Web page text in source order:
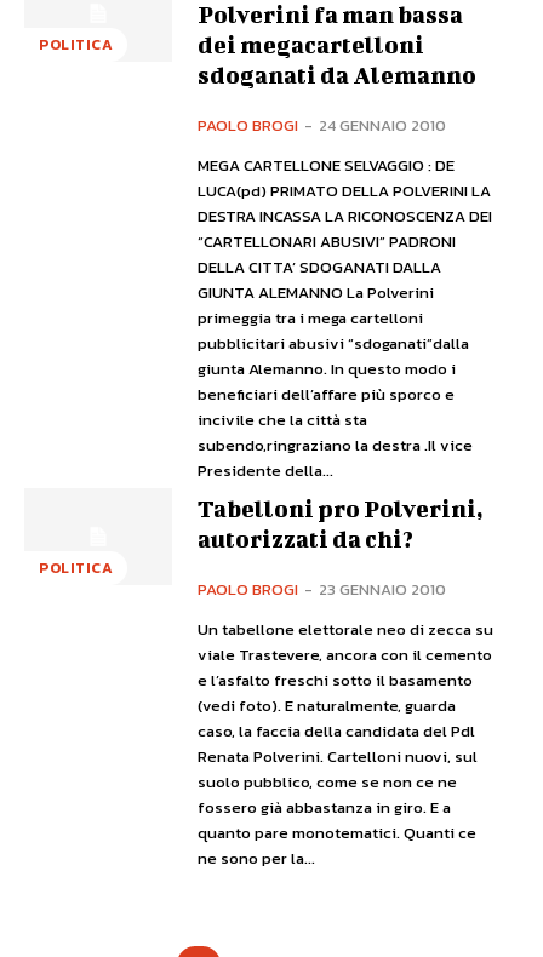
POLITICA
Polverini fa man bassa
dei megacartelloni
sdoganati da Alemanno
PAOLO BROGI - 24 GENNAIO 2010
MEGA CARTELLONE SELVAGGIO : DE
LUCA(pd) PRIMATO DELLA POLVERINI LA
DESTRA INCASSA LA RICONOSCENZA DEI
“CARTELLONARI ABUSIVI” PADRONI
DELLA CITTA’ SDOGANATI DALLA
GIUNTA ALEMANNO La Polverini
primeggia tra i mega cartelloni
pubblicitari abusivi “sdoganati”dalla
giunta Alemanno. In questo modo i
beneficiari dell’affare più sporco e
incivile che la città sta
subendo,ringraziano la destra .Il vice
Presidente della...
POLITICA
Tabelloni pro Polverini,
autorizzati da chi?
PAOLO BROGI - 23 GENNAIO 2010
Un tabellone elettorale neo di zecca su
viale Trastevere, ancora con il cemento
e l’asfalto freschi sotto il basamento
(vedi foto). E naturalmente, guarda
caso, la faccia della candidata del Pdl
Renata Polverini. Cartelloni nuovi, sul
suolo pubblico, come se non ce ne
fossero già abbastanza in giro. E a
quanto pare monotematici. Quanti ce
ne sono per la...